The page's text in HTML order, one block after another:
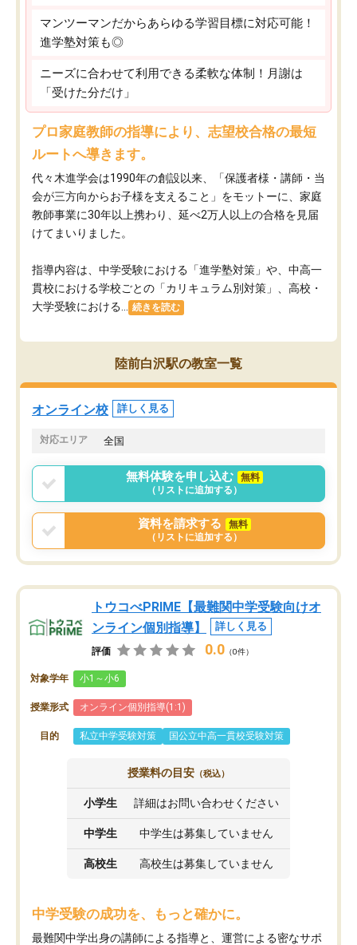
マンツーマンだからあらゆる学習目標に対応可能！
進学塾対策も◎
ニーズに合わせて利用できる柔軟な体制！月謝は
「受けた分だけ」
プロ家庭教師の指導により、志望校合格の最短
ルートへ導きます。
代々木進学会は1990年の創設以来、「保護者様・講師・当
会が三方向からお子様を支えること」をモットーに、家庭
教師事業に30年以上携わり、延べ2万人以上の合格を見届
けてまいりました。
指導内容は、中学受験における「進学塾対策」や、中高一
貫校における学校ごとの「カリキュラム別対策」、高校・
大学受験における...
続きを読む
陸前白沢駅の教室一覧
オンライン校 詳しく見る
対応エリア 全国
無料体験を申し込む
無料
（リストに追加する）
資料を請求する
無料
（リストに追加する）
トウコべPRIME【最難関中学受験向けオ
ンライン個別指導】
詳しく見る
評価 0.0 （0件）
対象学年 小1～小6
授業形式 オンライン個別指導(1:1)
目的 私立中学受験対策 国公立中高一貫校受験対策
授業料の目安 （税込）
小学生 詳細はお問い合わせください
中学生 中学生は募集していません
高校生 高校生は募集していません
中学受験の成功を、もっと確かに。
最難関中学出身の講師による指導と、運営による密なサポ